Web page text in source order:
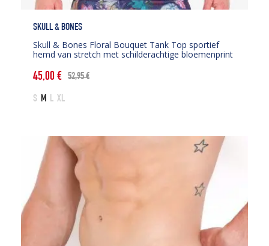
SKULL & BONES
Skull & Bones Floral Bouquet Tank Top sportief
hemd van stretch met schilderachtige bloemenprint
52,95€
Oorspronkelijke
prijs
45,00€
Huidige
prijs
S M L XL